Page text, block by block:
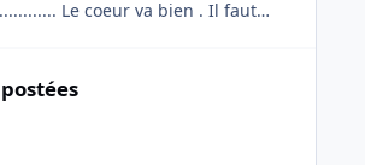
Le coeur va bien . Il faut